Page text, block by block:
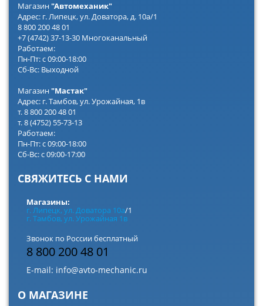
Магазин"Автомеханик"
Адрес: г. Липецк, ул. Доватора, д. 10а/1
8 800 200 48 01
+7 (4742) 37-13-30 Многоканальный
Работаем:
Пн-Пт: с 09:00-18:00
Сб-Вс: Выходной
Магазин"Мастак"
Адрес: г. Тамбов, ул. Урожайная, 1в
т. 8 800 200 48 01
т. 8 (4752) 55-73-13
Работаем:
Пн-Пт: с 09:00-18:00
Сб-Вс: с 09:00-17:00
СВЯЖИТЕСЬ С НАМИ
Магазины:
г. Липецк, ул. Доватора 10а/1
г. Тамбов, ул. Урожайная 1в
Звонок по России бесплатный
8 800 200 48 01
E-mail: info@avto-mechanic.ru
О МАГАЗИНЕ